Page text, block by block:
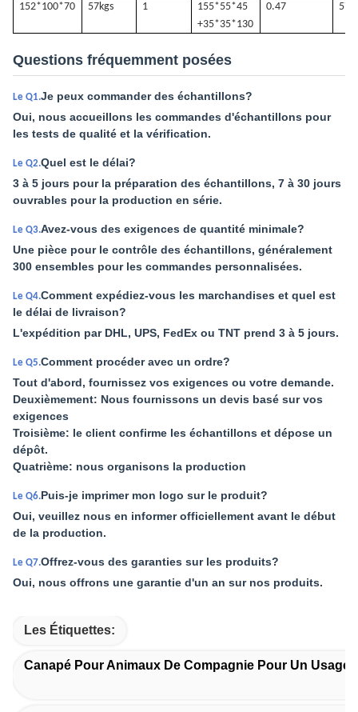
152*100*70 57kgs 1
155*55*45
+35*35*130
0.47 57
Questions fréquemment posées
Le Q1.Je peux commander des échantillons?
Oui, nous accueillons les commandes d'échantillons pour
les tests de qualité et la vérification.
Le Q2.Quel est le délai?
3 à 5 jours pour la préparation des échantillons, 7 à 30 jours
ouvrables pour la production en série.
Le Q3.Avez-vous des exigences de quantité minimale?
Une pièce pour le contrôle des échantillons, généralement
300 ensembles pour les commandes personnalisées.
Le Q4.Comment expédiez-vous les marchandises et quel est
le délai de livraison?
L'expédition par DHL, UPS, FedEx ou TNT prend 3 à 5 jours.
Le Q5.Comment procéder avec un ordre?
Tout d'abord, fournissez vos exigences ou votre demande.
Deuxièmement: Nous fournissons un devis basé sur vos
exigences
Troisième: le client confirme les échantillons et dépose un
dépôt.
Quatrième: nous organisons la production
Le Q6.Puis-je imprimer mon logo sur le produit?
Oui, veuillez nous en informer officiellement avant le début
de la production.
Le Q7.Offrez-vous des garanties sur les produits?
Oui, nous offrons une garantie d'un an sur nos produits.
Les Étiquettes:
Canapé Pour Animaux De Compagnie Pour Un Usage